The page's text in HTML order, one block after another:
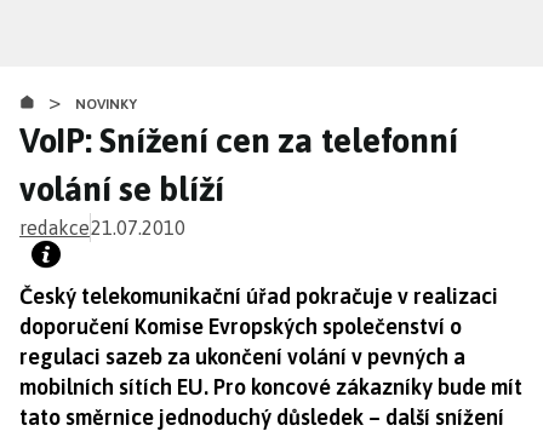
obsahu
> NOVINKY
VoIP: Snížení cen za telefonní
volání se blíží
redakce21.07.2010
Český telekomunikační úřad pokračuje v realizaci
doporučení Komise Evropských společenství o
regulaci sazeb za ukončení volání v pevných a
mobilních sítích EU. Pro koncové zákazníky bude mít
tato směrnice jednoduchý důsledek – další snížení